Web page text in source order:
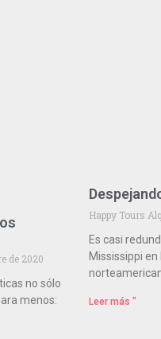
de 2020
no sólo
menos:
Happy Tours
Es casi
Mississippi
Leer más "